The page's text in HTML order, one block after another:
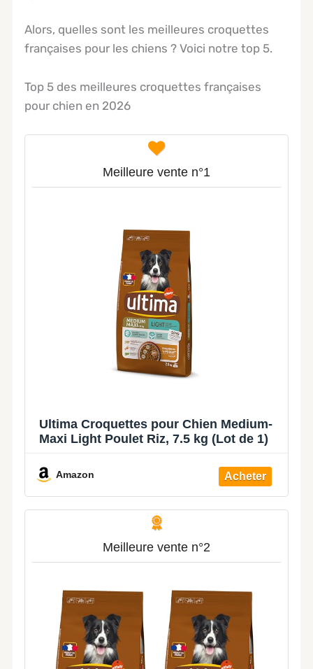
Alors, quelles sont les meilleures croquettes
françaises pour les chiens ? Voici notre top 5.
Top 5 des meilleures croquettes françaises
pour chien en 2026
Meilleure vente n°1
Ultima Croquettes pour Chien Medium-
Maxi Light Poulet Riz, 7.5 kg (Lot de 1)
Amazon
Meilleure vente n°2